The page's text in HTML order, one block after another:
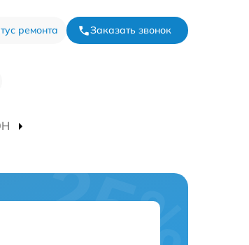
ремонта Заказать звонок